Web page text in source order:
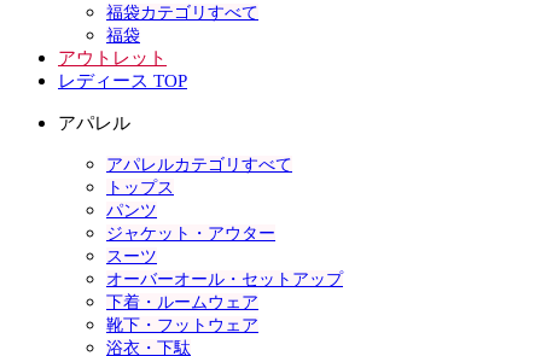
福袋カテゴリすべて
福袋
アウトレット
レディース TOP
アパレル
アパレルカテゴリすべて
トップス
パンツ
ジャケット・アウター
スーツ
オーバーオール・セットアップ
下着・ルームウェア
靴下・フットウェア
浴衣・下駄